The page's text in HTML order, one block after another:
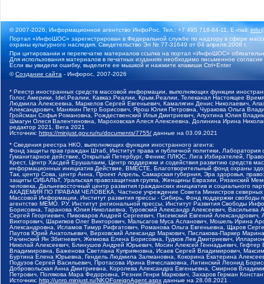
© 2007-2026, Информационное агентство ИнфоРос. Тел.: +7 495 718-84-11, E-mail:
Портал «ИнфоШОС» зарегистрирован в Федеральной службе по надзору в сфере
охраны культурного наследия. Свидетельство Эл № 77-31649 от 04 апреля 2008 г.
При цитировании и перепечатке материалов ссылка на портал «ИнфоШОС»
Для использования материалов в печатных изданиях необходимо письменное
Если вы увидели ошибку, выделите ее мышкой и нажмите клавиши Ctrl+Enter
©Создание сайта - Инфорос, 2007-2026
* Реестр иностранных средств массовой информации, выполняющих функции
Голос Америки, Idel.Реалии, Кавказ.Реалии, Крым.Реалии, Телеканал Настоящее
Людмила Алексеевна, Маркелов Сергей Евгеньевич, Камалягин Денис Николаевич,
Александрович, Маняхин Петр Борисович, Ярош Юлия Петровна, Чуракова Ольга
Гройсман Софья Романовна, Рождественский Илья Дмитриевич, Апухтина Юлия
Шмагун Олеся Валентиновна, Мароховская Алеся Алексеевна, Долинина Ирина
редактор 2021, Вега 2021
Источник: https://minjust.gov.ru/ru/documents/7755/ данные на 03.09.2021
* Сведения реестра НКО, выполняющих функции иностранного агента:
Фонд защиты прав граждан Штаб, Институт права и публичной политики,
Гуманитарное действие, Открытый Петербург, Феникс ПЛЮС, Лига Избирателей,
Крест, Центр Хасдей Ерушалаим, Центр поддержки и содействия развитию средств
информационных инициатив Действие, ВМЕСТЕ, Благотворительный фонд охраны
Так, центр Сова, центр Анна, Проект Апрель, Самарская губерния, Эра здоровья,
защиты СИБАЛЬТ, Уральская правозащитная группа, Женщины Евразии, Рязанский
человека, Дальневосточный центр развития гражданских инициатив и социального
АКАДЕМИЯ ПО ПРАВАМ ЧЕЛОВЕКА, Частное учреждение Совета Министров северных
Массовой Информации, Институт развития прессы - Сибирь, Фонд поддержки
агентство МЕМО. РУ, Институт региональной прессы, Институт Развития Свободы
Борисовна, Таранова Юлия Николаевна, Туровский Александр Алексеевич,
Сергей Георгиевич, Пивоваров Андрей Сергеевич, Писемский Евгений
Викторович, Шарипков Олег Викторович, Мальсагов Муса Асланович, Мошель Ирина
Александровна, Исламов Тимур Рифгатович, Романова Ольга Евгеньевна, Щаров
Паутов Юрий Анатольевич, Верховский Александр Маркович, Пислакова-Паркер
Рачинский Ян Збигневич, Жемкова Елена Борисовна, Гудков Лев Дмитриевич,
Николай Алексеевич, Блинушов Андрей Юрьевич, Мосин Алексей Геннадьевич,
Владимировна, Баженова Светлана Куприяновна, Исаев Сергей Владимирович,
Буртина Елена Юрьевна, Гендель Людмила Залмановна, Кокорина Екатерина
Подузов Сергей Васильевич, Протасова Ирина Вячеславовна, Литинский Леонид
Добровольская Анна Дмитриевна, Королева Александра Евгеньевна, Смирнов
Петрович, Полякова Мара Федоровна, Резник Генри Маркович, Захаров Герман
Источник: http://unro.minjust.ru/NKOForeignAgent.aspx данные на 28.08.2021